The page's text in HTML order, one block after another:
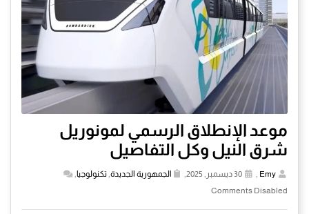
موعد الإنطلاق الرسمي لمونوريل
شرق النيل وكل التفاصيل
Emy
, الجمهورية الجديدة,تكنولوجيا,
Comments Disabled